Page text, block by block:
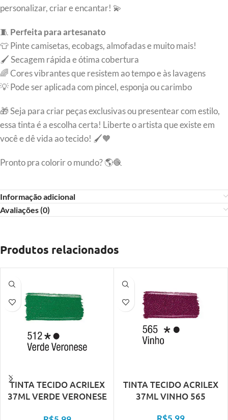
personalizar, criar e encantar! 💫
🧵 Perfeita para artesanato
👕 Pinte camisetas, ecobags, almofadas e muito mais!
🖌️ Secagem rápida e ótima cobertura
🌈 Cores vibrantes que resistem ao tempo e às lavagens
💡 Pode ser aplicada com pincel, esponja ou carimbo
🎁 Seja para criar peças exclusivas ou presentear com estilo,
essa tinta é a escolha certa! Liberte o artista que existe em
você e dê vida ao tecido! 🖌️🧡
Pronto pra colorir o mundo? 🌎🧶
Informação adicional
Avaliações (0)
Produtos relacionados
TINTA TECIDO ACRILEX
37ML VERDE VERONESE
TINTA TECIDO ACRILEX
37ML VINHO 565